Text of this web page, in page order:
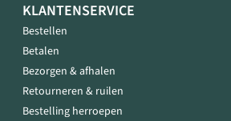
KLANTENSERVICE
Bestellen
Betalen
Bezorgen & afhalen
Retourneren & ruilen
Bestelling herroepen